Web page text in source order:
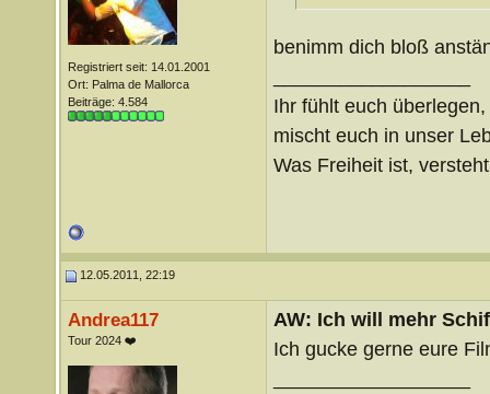
Registriert seit: 14.01.2001
Ort: Palma de Mallorca
Beiträge: 4.584
benimm dich bloß
Ihr fühlt euch überlegen,
mischt euch in unser
Was Freiheit ist,
12.05.2011, 22:19
Andrea117
Tour 2024 ❤️
AW: Ich will mehr
Ich gucke gerne eure